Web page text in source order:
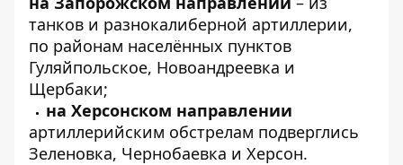
танков и разнокалиберной артиллерии,
по районам населённых пунктов
Гуляйпольское, Новоандреевка и
Щербаки;
на Херсонском направлении
артиллерийским обстрелам подверглись
Зеленовка, Чернобаевка и Херсон.